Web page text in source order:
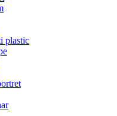
plastic